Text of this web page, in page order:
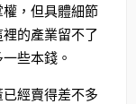
，但具體細節
的產業留不了
些本錢。
經賣得差不多